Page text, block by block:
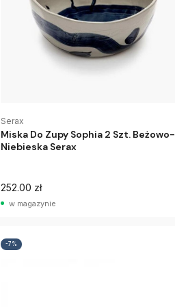
Serax
Miska Do Zupy Sophia 2 Szt. Beżowo-
Niebieska Serax
252.00 zł
w magazynie
-7%